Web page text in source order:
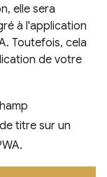
elle sera
à l'application
Toutefois, cela
de votre
titre sur un